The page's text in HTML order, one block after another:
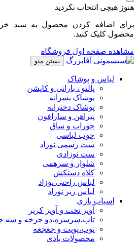
هنوز هیچی انتخاب نکردید
برای اضافه کردن محصول به سبد
محصول کلیک کنید.
مشاهده صفحه اول فروشگاه
بستن منو
لباس و پوشاک
پالتو ، بارانی و کاپشن
پوشاک پسرانه
پوشاک دخترانه
پیراهن و سارافون
جوراب و ساق
چوب لباسی
ست رسمی نوزاد
ست نوزادی
شلوار و سرهمی
کلاه دستکش
لباس راحتی نوزاد
لباس زیر نوزاد
اسباب بازی
آویز تخت و آویز کریر
تاب،سرسره،دو چرخه و سه
توپ،پوپت و جغجغه
محصولات بادی